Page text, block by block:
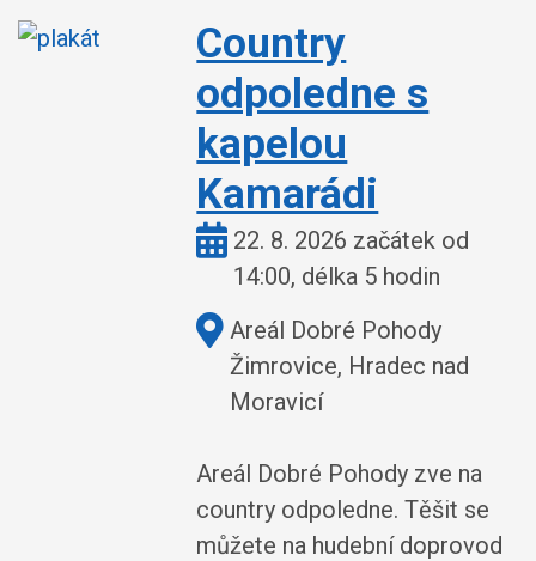
Country
odpoledne s
kapelou
Kamarádi
Kdy:22. 8. 2026 začátek od
14:00, délka 5 hodin
Kde:Areál Dobré Pohody
Žimrovice, Hradec nad
Moravicí
Areál Dobré Pohody zve na
country odpoledne. Těšit se
můžete na hudební doprovod